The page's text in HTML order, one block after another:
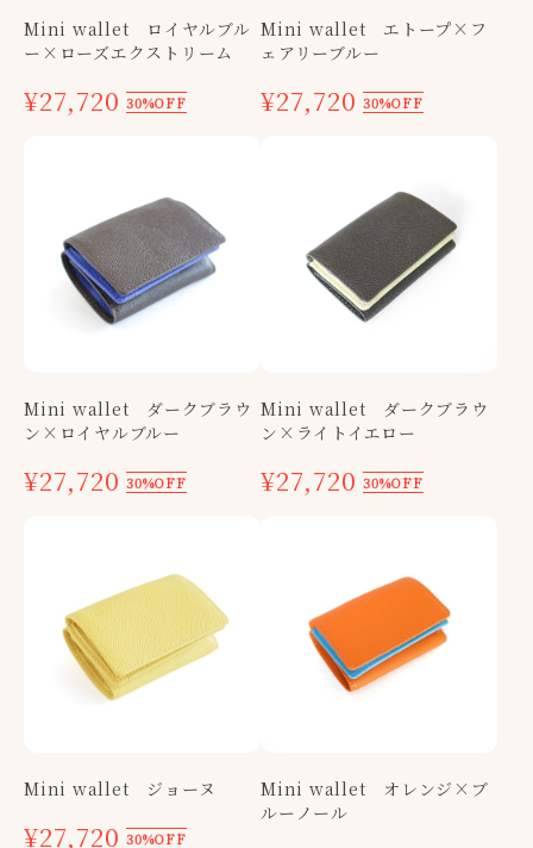
Mini wallet ロイヤルブル
ー×ローズエクストリーム
¥27,720 30%OFF
Mini wallet エトープ×フ
ェアリーブルー
¥27,720 30%OFF
Mini wallet ダークブラウ
ン×ロイヤルブルー
¥27,720 30%OFF
Mini wallet ダークブラウ
ン×ライトイエロー
¥27,720 30%OFF
Mini wallet ジョーヌ
¥27,720 30%OFF
Mini wallet オレンジ×ブ
ルーノール